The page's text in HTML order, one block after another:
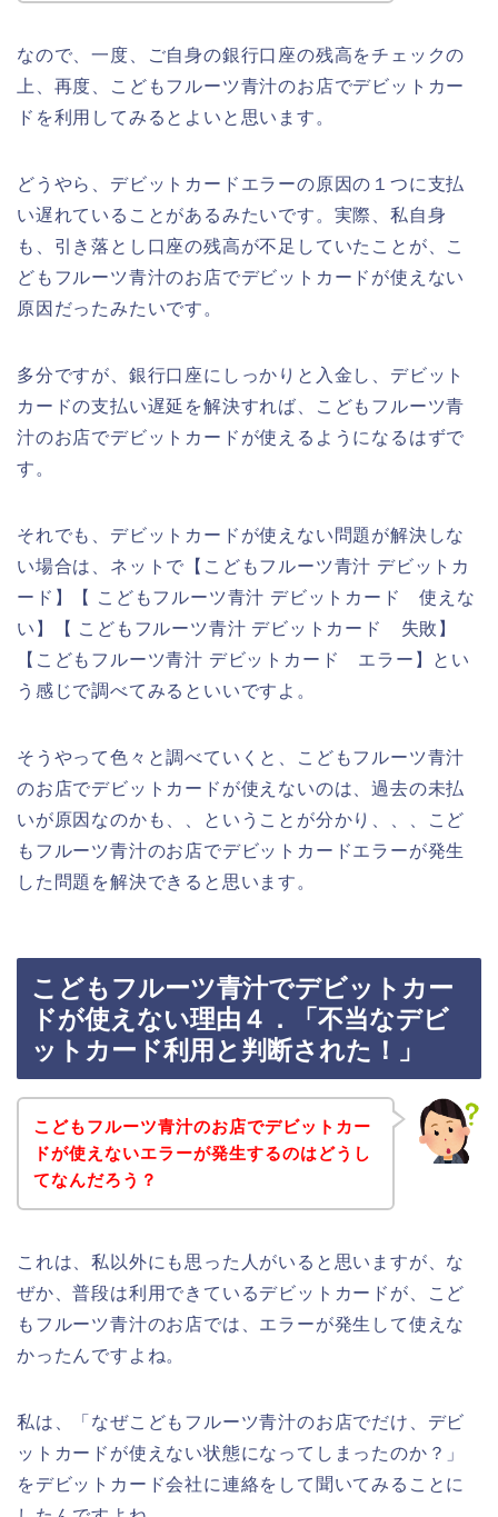
なので、一度、ご自身の銀行口座の残高をチェックの
上、再度、こどもフルーツ青汁のお店でデビットカー
ドを利用してみるとよいと思います。
どうやら、デビットカードエラーの原因の１つに支払
い遅れていることがあるみたいです。実際、私自身
も、引き落とし口座の残高が不足していたことが、こ
どもフルーツ青汁のお店でデビットカードが使えない
原因だったみたいです。
多分ですが、銀行口座にしっかりと入金し、デビット
カードの支払い遅延を解決すれば、こどもフルーツ青
汁のお店でデビットカードが使えるようになるはずで
す。
それでも、デビットカードが使えない問題が解決しな
い場合は、ネットで【こどもフルーツ青汁 デビットカ
ード】【 こどもフルーツ青汁 デビットカード 使えな
い】【 こどもフルーツ青汁 デビットカード 失敗】
【こどもフルーツ青汁 デビットカード エラー】とい
う感じで調べてみるといいですよ。
そうやって色々と調べていくと、こどもフルーツ青汁
のお店でデビットカードが使えないのは、過去の未払
いが原因なのかも、、ということが分かり、、、こど
もフルーツ青汁のお店でデビットカードエラーが発生
した問題を解決できると思います。
こどもフルーツ青汁でデビットカー
ドが使えない理由４．「不当なデビ
ットカード利用と判断された！」
こどもフルーツ青汁のお店でデビットカー
ドが使えないエラーが発生するのはどうし
てなんだろう？
これは、私以外にも思った人がいると思いますが、な
ぜか、普段は利用できているデビットカードが、こど
もフルーツ青汁のお店では、エラーが発生して使えな
かったんですよね。
私は、「なぜこどもフルーツ青汁のお店でだけ、デビ
ットカードが使えない状態になってしまったのか？」
をデビットカード会社に連絡をして聞いてみることに